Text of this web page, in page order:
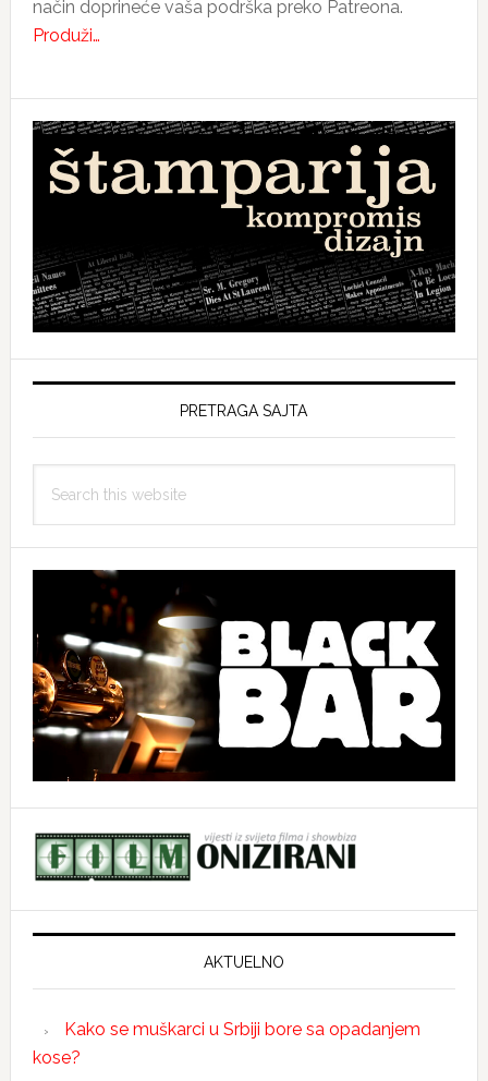
način doprineće vaša podrška preko Patreona.
Produži…
PRETRAGA SAJTA
this
AKTUELNO
Kako se muškarci u Srbiji bore sa opadanjem
kose?